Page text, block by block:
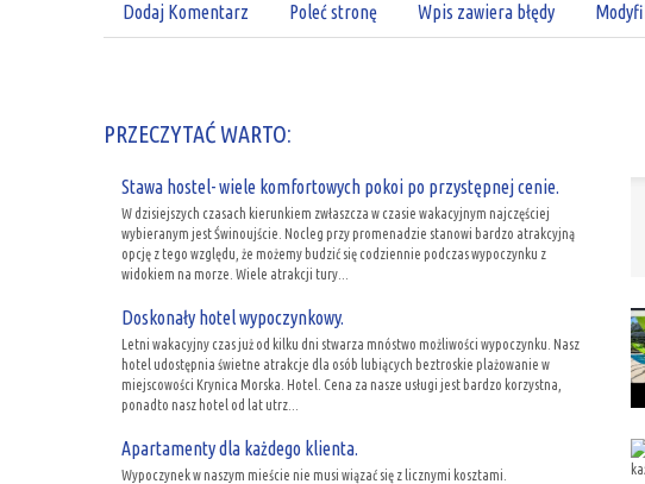
Dodaj Komentarz Poleć stronę Wpis zawiera błędy
PRZECZYTAĆ WARTO:
Stawa hostel- wiele komfortowych pokoi po przystępnej cenie.
W dzisiejszych czasach kierunkiem zwłaszcza w czasie wakacyjnym najczęściej
wybieranym jest Świnoujście. Nocleg przy promenadzie stanowi bardzo atrakcyjną
opcję z tego względu, że możemy budzić się codziennie podczas wypoczynku z
widokiem na morze. Wiele atrakcji tury...
Doskonały hotel wypoczynkowy.
Letni wakacyjny czas już od kilku dni stwarza mnóstwo możliwości wypoczynku. Nasz
hotel udostępnia świetne atrakcje dla osób lubiących beztroskie plażowanie w
miejscowości Krynica Morska. Hotel. Cena za nasze usługi jest bardzo korzystna,
ponadto nasz hotel od lat utrz...
Apartamenty dla każdego klienta.
Wypoczynek w naszym mieście nie musi wiązać się z licznymi kosztami.